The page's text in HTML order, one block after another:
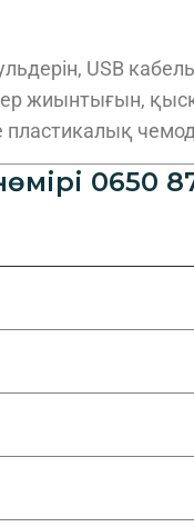
USB
жиынтығын,
пластикалық
0650